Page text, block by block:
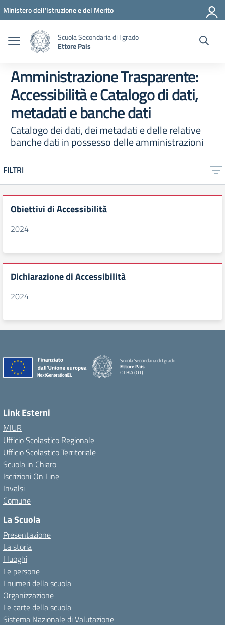
Vai ai contenuti
Vai al menu di navigazione
Vai al footer
Ministero dell'Istruzione e del Merito
Scuola Secondaria di I grado
Ettore Pais
Amministrazione Trasparente:
Accessibilità e Catalogo di dati,
metadati e banche dati
Catalogo dei dati, dei metadati e delle relative
banche dati in possesso delle amministrazioni
FILTRI
Obiettivi di Accessibilità
2024
Dichiarazione di Accessibilità
2024
Scuola Secondaria di I grado
Ettore Pais
OLBIA (OT)
Link Esterni
MIUR
Ufficio Scolastico Regionale
Ufficio Scolastico Territoriale
Scuola in Chiaro
Iscrizioni On Line
Invalsi
Comune
La Scuola
Presentazione
La storia
I luoghi
Le persone
I numeri della scuola
Organizzazione
Le carte della scuola
Sistema Nazionale di Valutazione